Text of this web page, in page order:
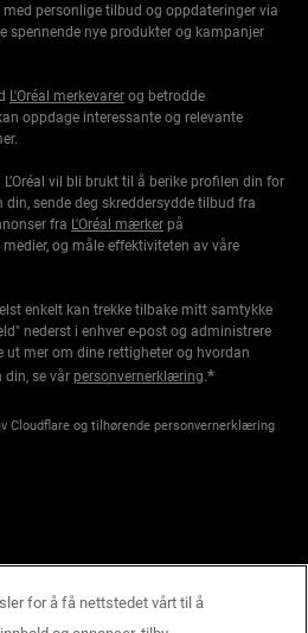
personlige tilbud og oppdateringer via
spennende nye produkter og kampanjer
L'Oréal merkevarer og betrodde
oppdage interessante og relevante
vil bli brukt til å berike profilen din for
sende deg skreddersydde tilbud fra
fra L'Oréal mærker på
og måle effektiviteten av våre
enkelt kan trekke tilbake mitt samtykke
nederst i enhver e-post og administrere
ut mer om dine rettigheter og hvordan
din, se vår personvernerklæring.*
Cloudflare og tilhørende personvernerklæring
for å få nettstedet vårt til å